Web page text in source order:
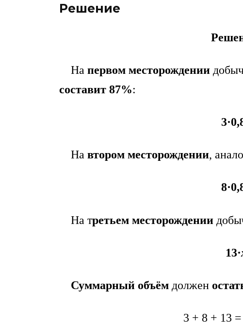
Решение
На первом месторождении
составит 87%:
На втором месторождении,
На третьем месторождении
13·
Суммарный объём должен
3 + 8 + 13 =